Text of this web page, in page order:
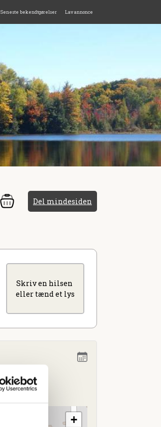
Seneste bekendtgørelser Lav annonce
Del mindesiden
Skriv en hilsen
eller tænd et lys
+